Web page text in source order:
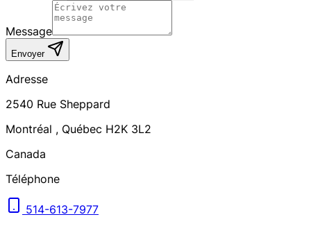
Message
Envoyer
Adresse
2540 Rue Sheppard
Montréal , Québec H2K 3L2
Canada
Téléphone
514-613-7977